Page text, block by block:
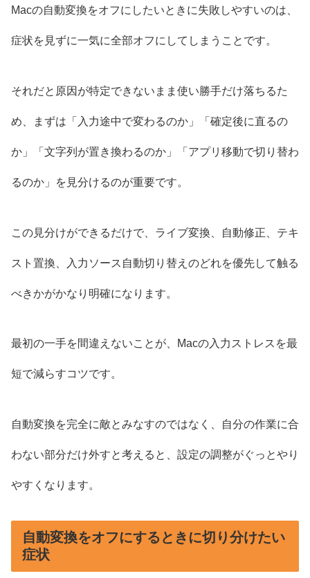
Macの自動変換をオフにしたいときに失敗しやすいのは、
症状を見ずに一気に全部オフにしてしまうことです。
それだと原因が特定できないまま使い勝手だけ落ちるた
め、まずは「入力途中で変わるのか」「確定後に直るの
か」「文字列が置き換わるのか」「アプリ移動で切り替わ
るのか」を見分けるのが重要です。
この見分けができるだけで、ライブ変換、自動修正、テキ
スト置換、入力ソース自動切り替えのどれを優先して触る
べきかがかなり明確になります。
最初の一手を間違えないことが、Macの入力ストレスを最
短で減らすコツです。
自動変換を完全に敵とみなすのではなく、自分の作業に合
わない部分だけ外すと考えると、設定の調整がぐっとやり
やすくなります。
自動変換をオフにするときに切り分けたい
症状